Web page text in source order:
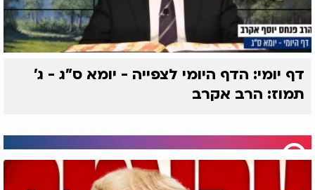
דף יומי: הדף היומי לצפייה - יומא ס"ג - ג’
תמוז: הרב אקרב